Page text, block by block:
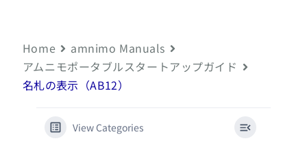
Home
amnimo Manuals
アムニモポータブルスタートアップガイド
名札の表示（AB12）
View Categories